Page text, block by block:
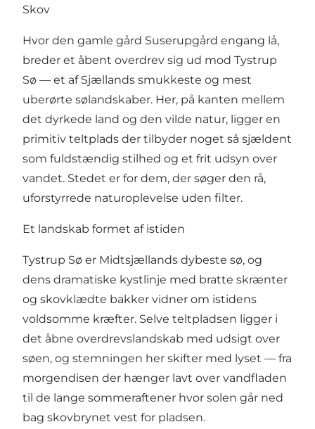
Skov
Hvor den gamle gård Suserupgård engang lå,
breder et åbent overdrev sig ud mod Tystrup
Sø — et af Sjællands smukkeste og mest
uberørte sølandskaber. Her, på kanten mellem
det dyrkede land og den vilde natur, ligger en
primitiv teltplads der tilbyder noget så sjældent
som fuldstændig stilhed og et frit udsyn over
vandet. Stedet er for dem, der søger den rå,
uforstyrrede naturoplevelse uden filter.
Et landskab formet af istiden
Tystrup Sø er Midtsjællands dybeste sø, og
dens dramatiske kystlinje med bratte skrænter
og skovklædte bakker vidner om istidens
voldsomme kræfter. Selve teltpladsen ligger i
det åbne overdrevslandskab med udsigt over
søen, og stemningen her skifter med lyset — fra
morgendisen der hænger lavt over vandfladen
til de lange sommeraftener hvor solen går ned
bag skovbrynet vest for pladsen.